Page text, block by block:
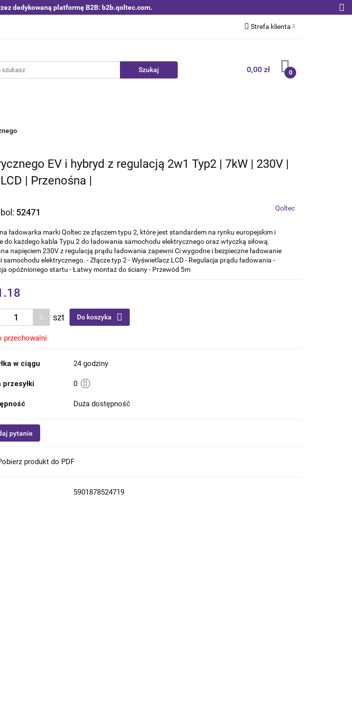
dedykowaną platformę B2B: b2b.qoltec.com.
Strefa klienta
Zarejestruj się
0,00 zł 0
| Ethernet Anteny LTE 4G 5G
EV i hybryd z regulacją 2w1 Typ2 | 7kW | 230V |
| Przenośna |
52471 Qoltec
ładowarka marki Qoltec ze złączem typu 2, które jest standardem na rynku europejskim i
do każdego kabla Typu 2 do ładowania samochodu elektrycznego oraz wtyczką siłową.
napięciem 230V z regulacją prądu ładowania zapewni Ci wygodne i bezpieczne ładowanie
samochodu elektrycznego. - Złącze typ 2 - Wyświetlacz LCD - Regulacja prądu ładowania -
opóźnionego startu - Łatwy montaż do ściany - Przewód 5m
szt Do koszyka
przechowalni
w ciągu 24 godziny
przesyłki 0
Duża dostępność
pytanie
produkt do PDF
5901878524719